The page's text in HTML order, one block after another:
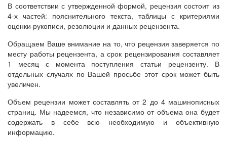
В соответствии с утвержденной формой, рецензия состоит из
4-х частей: пояснительного текста, таблицы с критериями
оценки рукописи, резолюции и данных рецензента.
Обращаем Ваше внимание на то, что рецензия заверяется по
месту работы рецензента, а срок рецензирования составляет
1 месяц с момента поступления статьи рецензенту. В
отдельных случаях по Вашей просьбе этот срок может быть
увеличен.
Объем рецензии может составлять от 2 до 4 машинописных
страниц. Мы надеемся, что независимо от объема она будет
содержать в себе всю необходимую и объективную
информацию.